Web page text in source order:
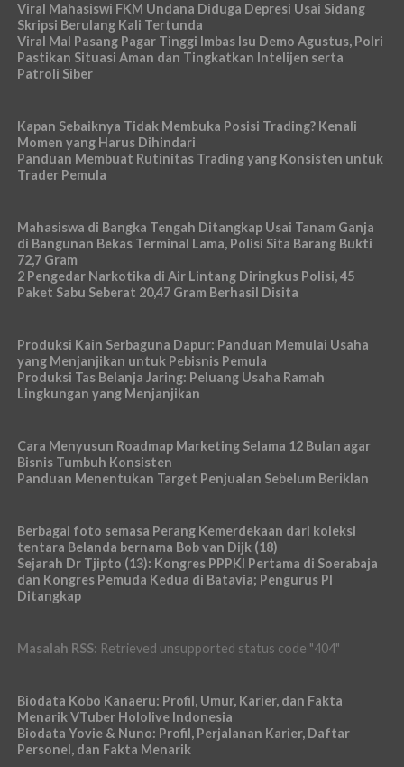
Viral Mahasiswi FKM Undana Diduga Depresi Usai Sidang
Skripsi Berulang Kali Tertunda
Viral Mal Pasang Pagar Tinggi Imbas Isu Demo Agustus, Polri
Pastikan Situasi Aman dan Tingkatkan Intelijen serta
Patroli Siber
Kapan Sebaiknya Tidak Membuka Posisi Trading? Kenali
Momen yang Harus Dihindari
Panduan Membuat Rutinitas Trading yang Konsisten untuk
Trader Pemula
Mahasiswa di Bangka Tengah Ditangkap Usai Tanam Ganja
di Bangunan Bekas Terminal Lama, Polisi Sita Barang Bukti
72,7 Gram
2 Pengedar Narkotika di Air Lintang Diringkus Polisi, 45
Paket Sabu Seberat 20,47 Gram Berhasil Disita
Produksi Kain Serbaguna Dapur: Panduan Memulai Usaha
yang Menjanjikan untuk Pebisnis Pemula
Produksi Tas Belanja Jaring: Peluang Usaha Ramah
Lingkungan yang Menjanjikan
Cara Menyusun Roadmap Marketing Selama 12 Bulan agar
Bisnis Tumbuh Konsisten
Panduan Menentukan Target Penjualan Sebelum Beriklan
Berbagai foto semasa Perang Kemerdekaan dari koleksi
tentara Belanda bernama Bob van Dijk (18)
Sejarah Dr Tjipto (13): Kongres PPPKI Pertama di Soerabaja
dan Kongres Pemuda Kedua di Batavia; Pengurus PI
Ditangkap
Masalah RSS: Retrieved unsupported status code "404"
Biodata Kobo Kanaeru: Profil, Umur, Karier, dan Fakta
Menarik VTuber Hololive Indonesia
Biodata Yovie & Nuno: Profil, Perjalanan Karier, Daftar
Personel, dan Fakta Menarik